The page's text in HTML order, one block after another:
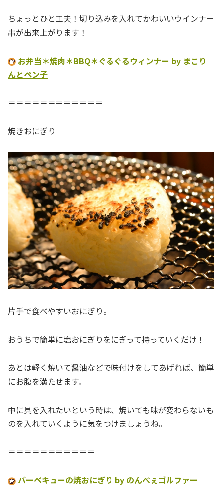
ちょっとひと工夫！切り込みを入れてかわいいウインナー
串が出来上がります！
お弁当＊焼肉＊BBQ＊ぐるぐるウィンナー by まこり
んとペン子
＝＝＝＝＝＝＝＝＝＝＝＝
焼きおにぎり
片手で食べやすいおにぎり。
おうちで簡単に塩おにぎりをにぎって持っていくだけ！
あとは軽く焼いて醤油などで味付けをしてあげれば、簡単
にお腹を満たせます。
中に具を入れたいという時は、焼いても味が変わらないも
のを入れていくように気をつけましょうね。
＝＝＝＝＝＝＝＝＝＝＝
バーベキューの焼おにぎり by のんべぇゴルファー